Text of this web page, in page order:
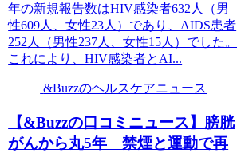
年の新規報告数はHIV感染者632人（男
性609人、女性23人）であり、AIDS患者
252人（男性237人、女性15人）でした。
これにより、HIV感染者とAI...
&Buzzのヘルスケアニュース
【&Buzzの口コミニュース】膀胱
がんから丸5年 禁煙と運動で再